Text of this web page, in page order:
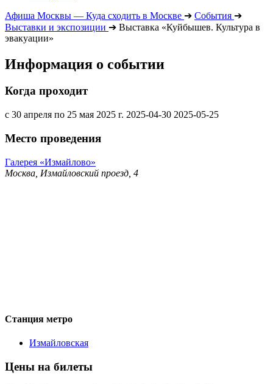
Афиша Москвы — Куда сходить в Москве ➔ События ➔
Выставки и экспозиции ➔ Выставка «Куйбышев. Культура в
эвакуации»
Информация о событии
Когда проходит
с 30 апреля по 25 мая 2025 г. 2025-04-30 2025-05-25
Место проведения
Галерея «Измайлово»
Москва, Измайловский проезд, 4
Станция метро
Измайловская
Цены на билеты